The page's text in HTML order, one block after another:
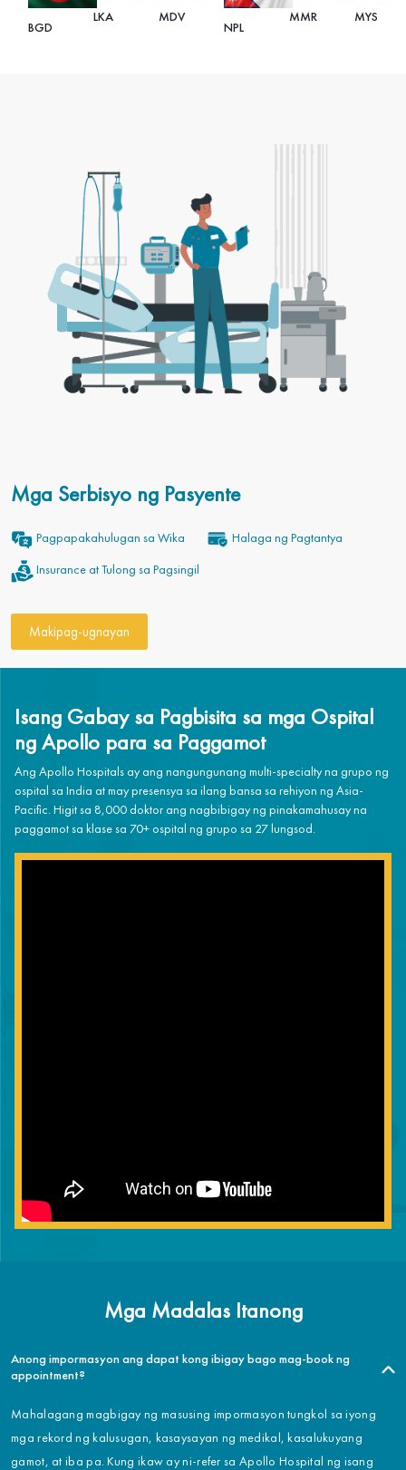
BGD
LKA
MDV
NPL
MMR MYS
Mga Serbisyo ng Pasyente
Pagpapakahulugan sa Wika
Halaga ng Pagtantya
Insurance at Tulong sa Pagsingil
Makipag-ugnayan
Isang Gabay sa Pagbisita sa mga Ospital
ng Apollo para sa Paggamot
Ang Apollo Hospitals ay ang nangungunang multi-specialty na grupo ng
ospital sa India at may presensya sa ilang bansa sa rehiyon ng Asia-
Pacific. Higit sa 8,000 doktor ang nagbibigay ng pinakamahusay na
paggamot sa klase sa 70+ ospital ng grupo sa 27 lungsod.
Mga Madalas Itanong
Anong impormasyon ang dapat kong ibigay bago mag-book ng
appointment?
Mahalagang magbigay ng masusing impormasyon tungkol sa iyong
mga rekord ng kalusugan, kasaysayan ng medikal, kasalukuyang
gamot, at iba pa. Kung ikaw ay ni-refer sa Apollo Hospital ng isang